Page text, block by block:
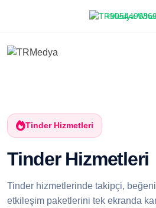
Tinder Hizmetleri
Tinder Hizmetleri
Tinder hizmetlerinde takipçi,
etkileşim paketlerini tek ekranda